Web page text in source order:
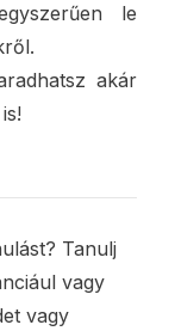
le
akár
Tanulj
vagy
vagy